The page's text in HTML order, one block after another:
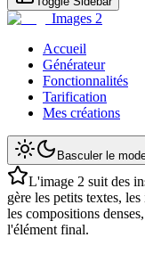
Images 2
Accueil
Générateur
Fonctionnalités
Tarification
Mes créations
Basculer le
L'image 2 suit des
gère les petits textes,
les compositions
l'élément final.